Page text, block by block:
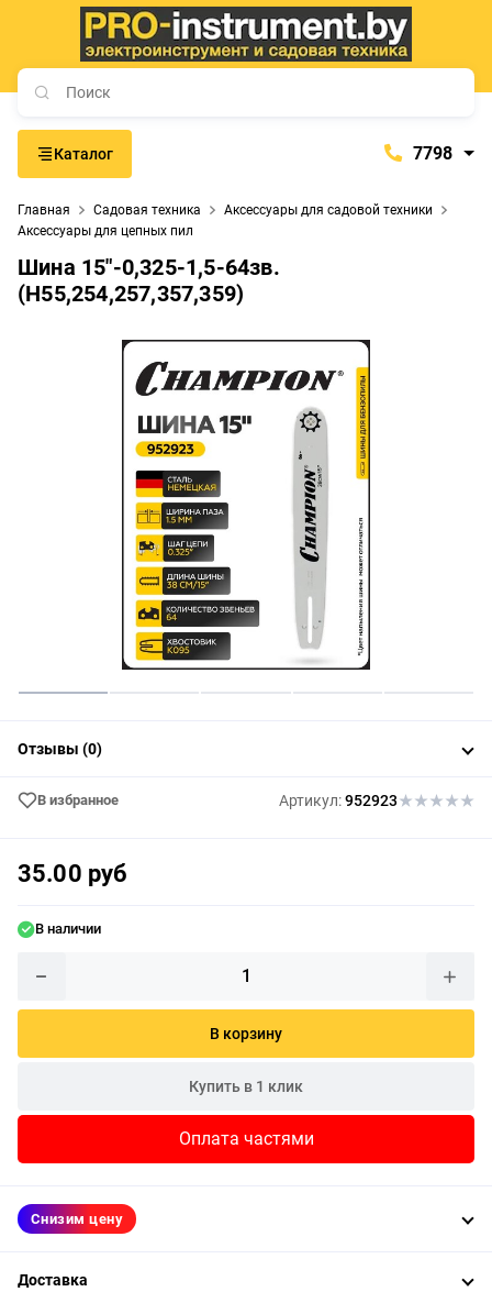
Каталог 7798
Будние дни:с 9:00 до 21:00
Главная Садовая техника
Аксессуары для садовой техники
Аксессуары для цепных пил
Шина 15"-0,325-1,5-64зв.
(Н55,254,257,357,359)
Отзывы (0)
В избранное Артикул:952923
35.00 руб
В наличии
В корзину
Купить в 1 клик
Оплата частями
Снизим цену
Доставка